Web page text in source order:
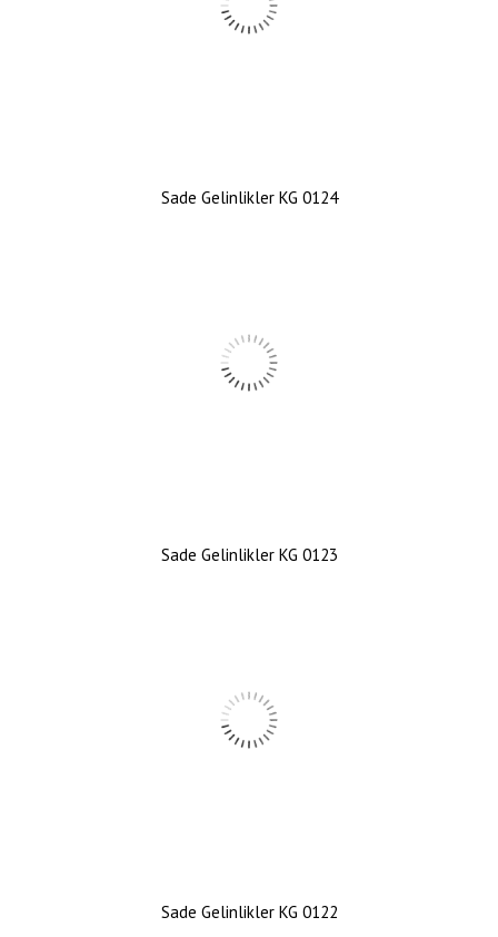
Sade Gelinlikler KG 0124
Sade Gelinlikler KG 0123
Sade Gelinlikler KG 0122